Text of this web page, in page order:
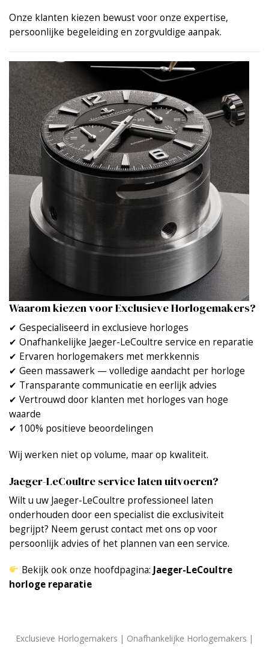
Onze klanten kiezen bewust voor onze expertise,
persoonlijke begeleiding en zorgvuldige aanpak.
Waarom kiezen voor Exclusieve Horlogemakers?
✔ Gespecialiseerd in exclusieve horloges
✔ Onafhankelijke Jaeger-LeCoultre service en reparatie
✔ Ervaren horlogemakers met merkkennis
✔ Geen massawerk — volledige aandacht per horloge
✔ Transparante communicatie en eerlijk advies
✔ Vertrouwd door klanten met horloges van hoge
waarde
✔ 100% positieve beoordelingen
Wij werken niet op volume, maar op kwaliteit.
Jaeger-LeCoultre service laten uitvoeren?
Wilt u uw Jaeger-LeCoultre professioneel laten
onderhouden door een specialist die exclusiviteit
begrijpt? Neem gerust contact met ons op voor
persoonlijk advies of het plannen van een service.
Bekijk ook onze hoofdpagina: Jaeger-LeCoultre
horloge reparatie
Exclusieve Horlogemakers | Onafhankelijke Horlogemakers |